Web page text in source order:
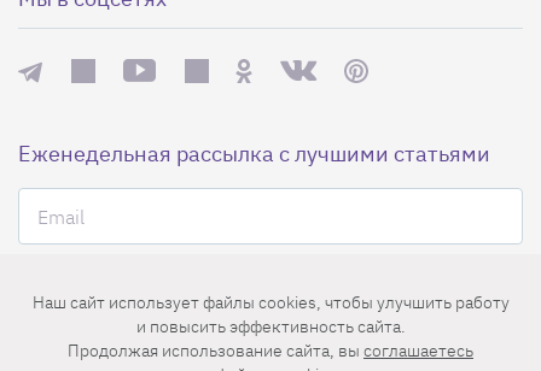
Еженедельная рассылка с лучшими статьями
Нажимая на кнопку «Подписаться», вы принимаете условия
Наш сайт использует файлы cookies, чтобы улучшить работу
и повысить эффективность сайта.
Продолжая использование сайта, вы соглашаетесь